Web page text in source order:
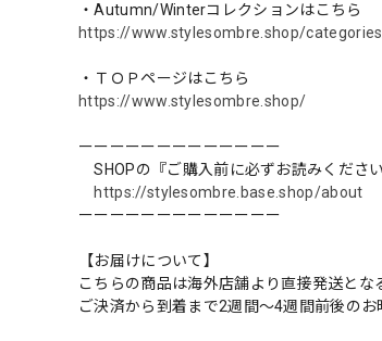
・Autumn/Winterコレクションはこちら
https://www.stylesombre.shop/
・ＴＯＰページはこちら
https://www.stylesombre.shop/
ーーーーーーーーーーーーー
SHOPの『ご購入前に必ずお読みくださ
https://stylesombre.base.shop/about
ーーーーーーーーーーーーー
【お届けについて】
こちらの商品は海外店舗より直接発送とな
ご決済から到着まで2週間〜4週間前後のお